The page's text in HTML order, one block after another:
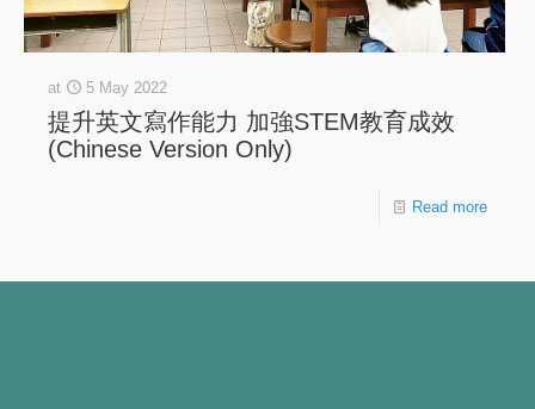
at 5 May 2022
提升英文寫作能力 加強STEM教育成效
(Chinese Version Only)
Read more